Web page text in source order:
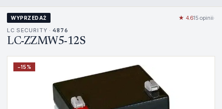
WYPRZEDAŻ
LC SECURITY · 4876
LC-ZZMW5-12S
★ 4.615 opinii·
−15%